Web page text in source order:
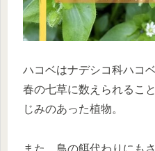
ハコベはナデシコ科ハコ
春の七草に数えられるこ
じみのあった植物。